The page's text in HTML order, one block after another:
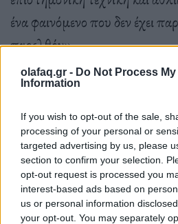
olafaq.gr - Do Not Process My
Information
If you wish to opt-out of the sale,
processing of your personal or
targeted advertising by us, please
section to confirm your selection.
opt-out request is processed you
interest-based ads based on
us or personal information
your opt-out. You may separately
ένα φαινόμενο που δεν έχει
παρελθόν».
Επιστημονικές αμφιβολίες
Τα ευρήματα του Sweetman
εκρηκτικά, με πολλούς στην
κοινότητα να εκφράζουν
απορρίπτουν τα
πέντε ακαδημαϊκές